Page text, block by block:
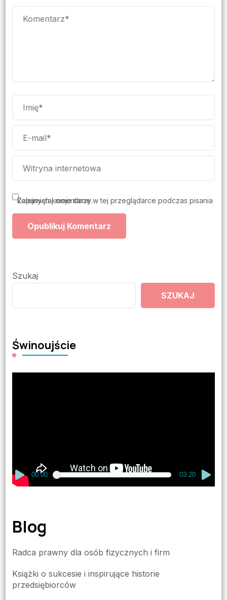
Zapamiętaj moje dane w tej przeglądarce podczas pisania kolejnych komentarzy.
Szukaj
SZUKAJ
Świnoujście
00:00 03:20
Blog
Radca prawny dla osób fizycznych i firm
Książki o sukcesie i inspirujące historie
przedsiębiorców